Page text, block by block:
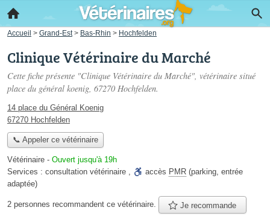
Accueil > Grand-Est > Bas-Rhin > Hochfelden
Clinique Vétérinaire du Marché
Cette fiche présente "Clinique Vétérinaire du Marché", vétérinaire situé
place du général koenig, 67270 Hochfelden.
14 place du Général Koenig
67270 Hochfelden
📞 Appeler ce vétérinaire
Vétérinaire - Ouvert jusqu'à 19h
Services : consultation vétérinaire , accès PMR (parking, entrée
adaptée)
2 personnes recommandent ce vétérinaire. Je recommande